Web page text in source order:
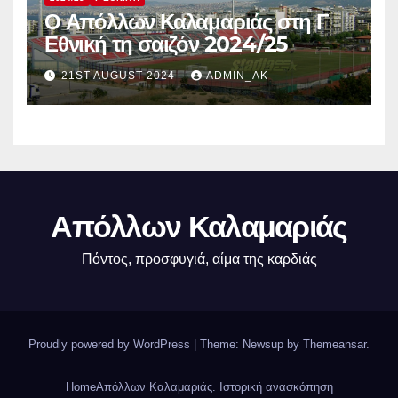
Ο Απόλλων Καλαμαριάς στη Γ
Εθνική τη σαιζόν 2024/25
21ST AUGUST 2024 ADMIN_AK
Απόλλων Καλαμαριάς
Πόντος, προσφυγιά, αίμα της καρδιάς
Proudly powered by WordPress | Theme: Newsup by Themeansar.
HomeΑπόλλων Καλαμαριάς. Iστορική ανασκόπηση